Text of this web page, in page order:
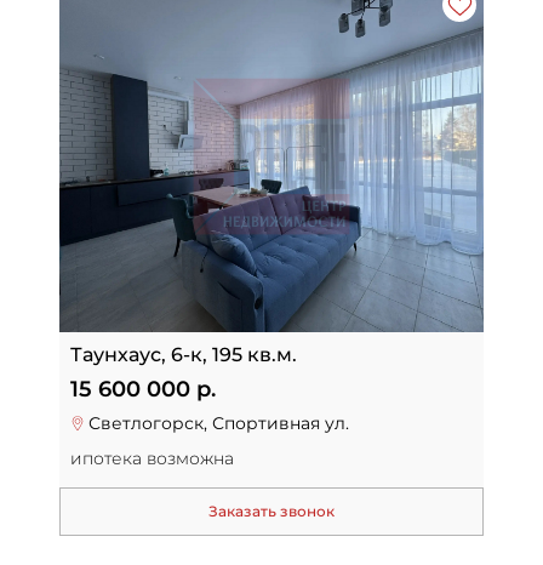
Таунхаус, 6-к, 195 кв.м.
15 600 000 р.
Светлогорск, Спортивная ул.
ипотека возможна
Заказать звонок